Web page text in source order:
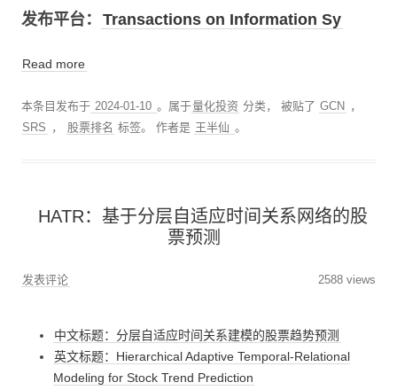
发布平台： Transactions on Information Sy
Read more
本条目发布于 2024-01-10 。属于量化投资 分类， 被贴了 GCN ，
SRS ， 股票排名 标签。作者是 王半仙 。
HATR：基于分层自适应时间关系网络的股
票预测
发表评论 2588 views
中文标题：分层自适应时间关系建模的股票趋势预测
英文标题：Hierarchical Adaptive Temporal-Relational
Modeling for Stock Trend Prediction